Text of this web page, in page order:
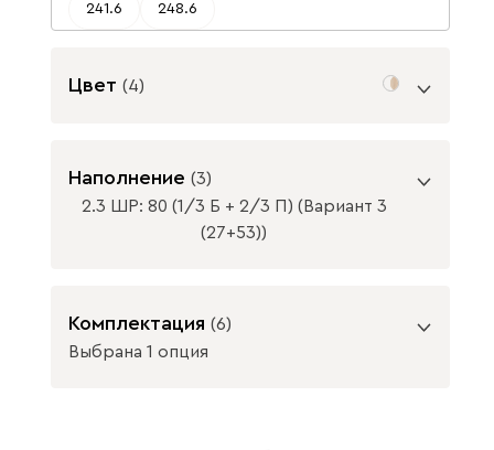
241.6 248.6
Цвет (4)
МДФ
рамка МДФ
Наполнение (3)
2.3 ШР: 80 (1/3 Б + 2/3 П) (Вариант 3
(27+53))
60 см / распашного шкафа менее 50 см,
устанавливается выдвижная штанга.
Комплектация (6)
Выбрана 1 опция